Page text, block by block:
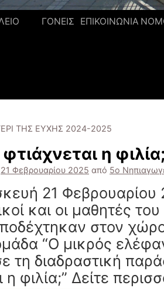
ΓΟΝΕΙΣ ΕΠΙΚΟΙΝΩΝΙΑ
ΤΗΣ ΕΥΧΗΣ 2024-2025
η
21 Φεβρουαρίου 2025 από 5ο
21 Φεβρουαρίου
και οι μαθητές
στον
“Ο μικρός
τη διαδραστική
η φιλία;” Δείτε